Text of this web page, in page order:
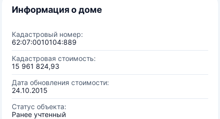
Информация о доме
Кадастровый номер:
62:07:0010104:889
Кадастровая стоимость:
15 961 824,93
Дата обновления стоимости:
24.10.2015
Статус объекта:
Ранее учтенный